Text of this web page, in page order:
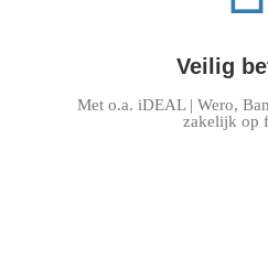
Veilig
Met o.a. iDEAL | Wero,
zakelijk op